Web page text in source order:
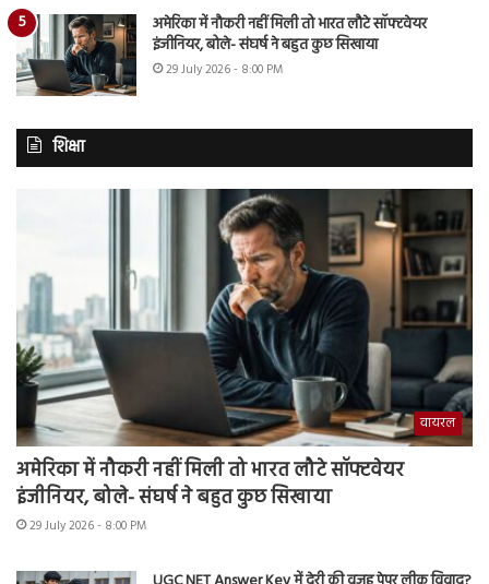
अमेरिका में नौकरी नहीं मिली तो भारत लौटे सॉफ्टवेयर
इंजीनियर, बोले- संघर्ष ने बहुत कुछ सिखाया
29 July 2026 - 8:00 PM
शिक्षा
वायरल
अमेरिका में नौकरी नहीं मिली तो भारत लौटे सॉफ्टवेयर
इंजीनियर, बोले- संघर्ष ने बहुत कुछ सिखाया
29 July 2026 - 8:00 PM